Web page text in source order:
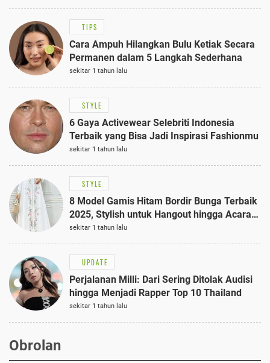
TIPS
Cara Ampuh Hilangkan Bulu Ketiak Secara
Permanen dalam 5 Langkah Sederhana
sekitar 1 tahun lalu
STYLE
6 Gaya Activewear Selebriti Indonesia
Terbaik yang Bisa Jadi Inspirasi Fashionmu
sekitar 1 tahun lalu
STYLE
8 Model Gamis Hitam Bordir Bunga Terbaik
2025, Stylish untuk Hangout hingga Acara
Semi-Formal
sekitar 1 tahun lalu
UPDATE
Perjalanan Milli: Dari Sering Ditolak Audisi
hingga Menjadi Rapper Top 10 Thailand
sekitar 1 tahun lalu
Obrolan